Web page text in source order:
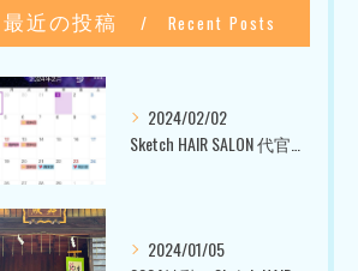
最近の投稿 Recent Posts
2024/02/02
2024/01/05